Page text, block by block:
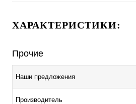
ХАРАКТЕРИСТИКИ:
Прочие
Наши предложения
Производитель